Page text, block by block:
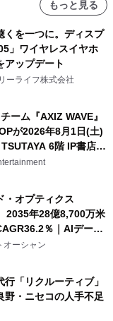
もっと見る
くを一つに。ディスプ
」ワイヤレスイヤホ
アップデート
ーライフ株式会社
ーム『AXIZ WAVE』
が2026年8月1日(土)
6階 IP書店で
・オプティクス
2035年28億8,700万米
％｜AIデータ
通信需要が成長を加
オーシャン
「リクルーティブ」
野・ニセコの人手不足